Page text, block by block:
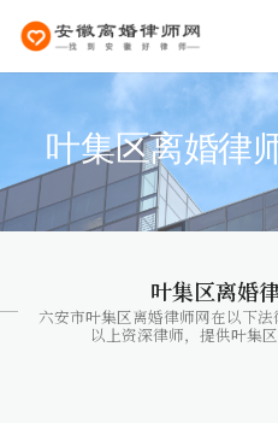
叶集区离婚律
叶集区离婚
六安市叶集区离婚律师网在以下
以上资深律师，提供叶集